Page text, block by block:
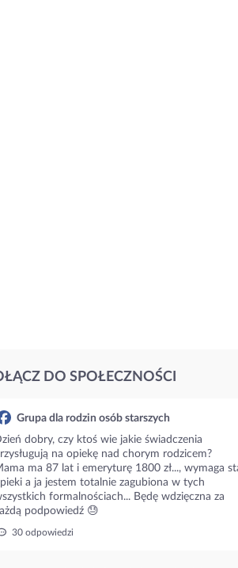
DO SPOŁECZNOŚCI
Grupa dla rodzin osób starszych
dobry, czy ktoś wie jakie świadczenia
na opiekę nad chorym rodzicem?
ma 87 lat i emeryturę 1800 zł..., wymaga
a ja jestem totalnie zagubiona w tych
formalnościach... Będę wdzięczna za
podpowiedź 😓
30 odpowiedzi